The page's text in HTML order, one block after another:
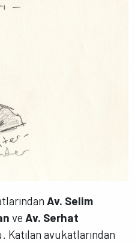
Av. Selim
ve Av. Serhat
Katılan avukatlarından